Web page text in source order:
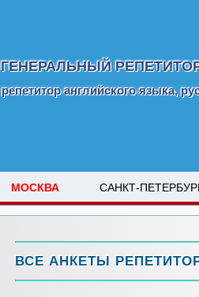
ГЕНЕРАЛЬНЫЙ
репетитор английского языка,
МОСКВА САНКТ-
ВСЕ АНКЕТЫ